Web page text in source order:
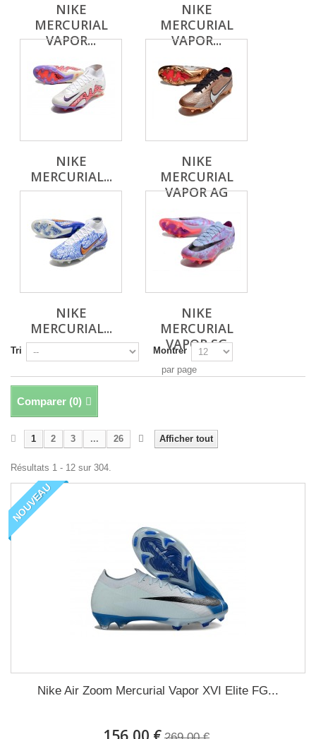
NIKE
MERCURIAL
VAPOR...
NIKE
MERCURIAL
VAPOR...
NIKE
MERCURIAL...
NIKE
MERCURIAL
VAPOR AG
NIKE
MERCURIAL...
NIKE
MERCURIAL
VAPOR SG
Tri
Montrer
par page
Comparer (0)
Afficher tout
1 2 3 ... 26
Résultats 1 - 12 sur 304.
NOUVEAU
Nike Air Zoom Mercurial Vapor XVI Elite FG...